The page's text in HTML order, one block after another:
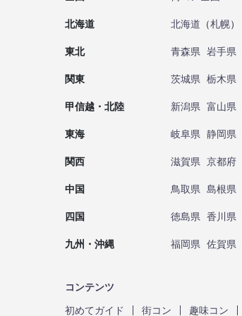
北海道 北海道 （札幌）
東北 青森県 岩手県
関東 茨城県 栃木県
甲信越・北陸 新潟県 富山県
東海 岐阜県 静岡県
関西 滋賀県 京都府
中国 鳥取県 島根県
四国 徳島県 香川県
九州・沖縄 福岡県 佐賀県
コンテンツ
初めてガイド
街コン 趣味コン